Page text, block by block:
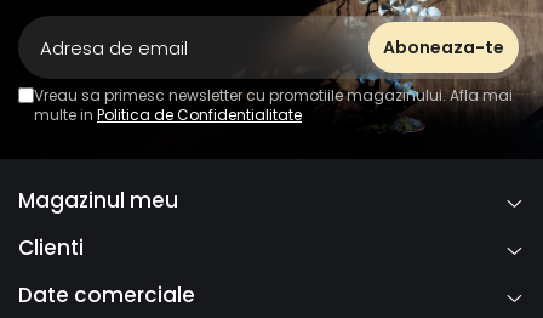
Vreau sa primesc newsletter cu promotiile magazinului. Afla mai
multe in Politica de Confidentialitate
Magazinul meu
Clienti
Date comerciale